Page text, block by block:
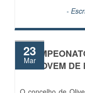
-
JOVEM
23
Mar